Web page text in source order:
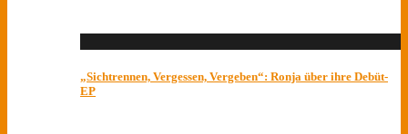
„Sichtrennen, Vergessen, Vergeben“: Ronja über ihre Debüt-
EP